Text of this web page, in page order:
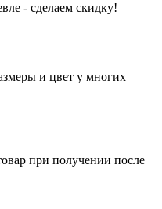
- сделаем скидку!
и цвет у многих
при получении после